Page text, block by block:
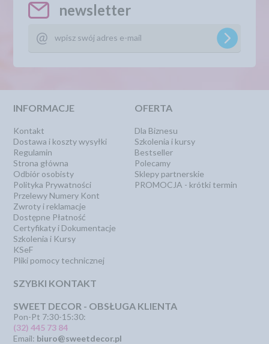
newsletter
INFORMACJE
Kontakt
Dostawa i koszty wysyłki
Regulamin
Strona główna
Odbiór osobisty
Polityka Prywatności
Przelewy Numery Kont
Zwroty i reklamacje
Dostępne Płatność
Certyfikaty i Dokumentacje
Szkolenia i Kursy
KSeF
Pliki pomocy technicznej
OFERTA
Dla Biznesu
Szkolenia i kursy
Bestseller
Polecamy
Sklepy partnerskie
PROMOCJA - krótki termin
SZYBKI KONTAKT
SWEET DECOR - OBSŁUGA KLIENTA
Pon-Pt 7:30-15:30:
(32) 445 73 84
Email: biuro@sweetdecor.pl